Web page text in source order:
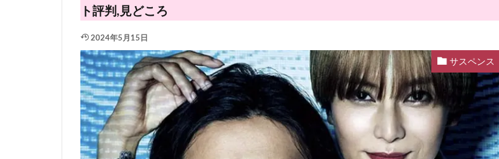
ト評判,見どころ
2024年5月15日
サスペンス